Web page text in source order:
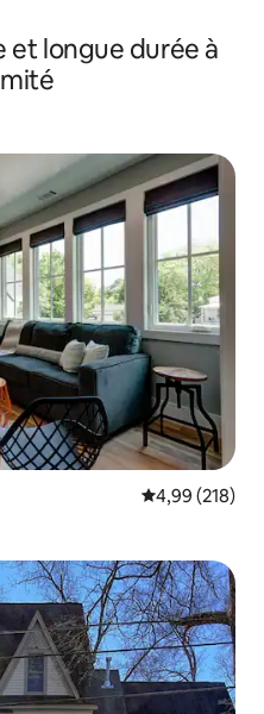
et longue durée à
plus appréciés
Évaluation
4,99 (218)
appréciés